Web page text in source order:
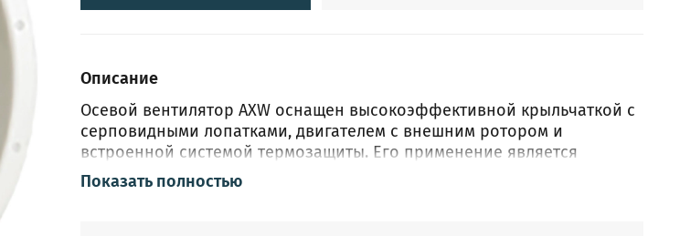
Описание
Осевой вентилятор AXW оснащен высокоэффективной крыльчаткой с
серповидными лопатками, двигателем с внешним ротором и
встроенной системой термозащиты. Его применение является
оптимальным решением в тех случаях, когда необходимо обеспечить
Показать полностью